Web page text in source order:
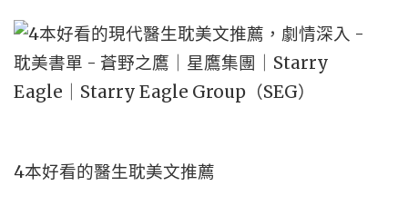
4本好看的醫生耽美文推薦